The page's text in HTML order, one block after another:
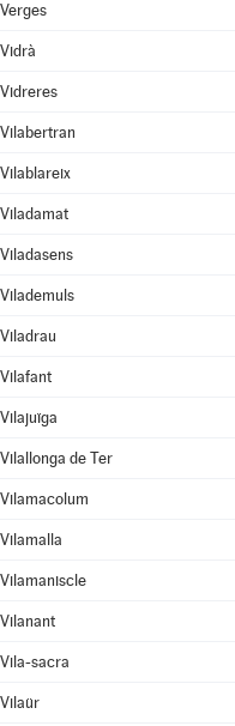
Verges
Vidrà
Vidreres
Vilabertran
Vilablareix
Viladamat
Viladasens
Vilademuls
Viladrau
Vilafant
Vilajuïga
Vilallonga de Ter
Vilamacolum
Vilamalla
Vilamaniscle
Vilanant
Vila-sacra
Vilaür